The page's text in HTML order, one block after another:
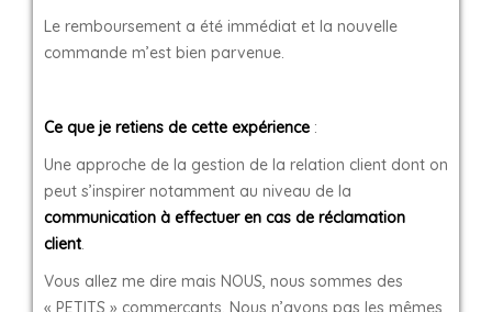
Le remboursement a été immédiat et la nouvelle
commande m’est bien parvenue.
Ce que je retiens de cette expérience :
Une approche de la gestion de la relation client dont on
peut s’inspirer notamment au niveau de la
communication à effectuer en cas de réclamation
client.
Vous allez me dire mais NOUS, nous sommes des
« PETITS » commerçants. Nous n’avons pas les mêmes